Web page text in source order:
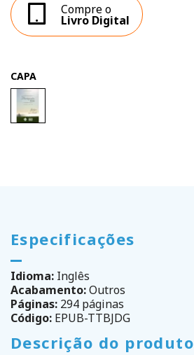
Compre o
Livro Digital
CAPA
Especificações
Idioma: Inglês
Acabamento:Outros
Páginas: 294 páginas
Código: EPUB-TTBJDG
Descrição do produto